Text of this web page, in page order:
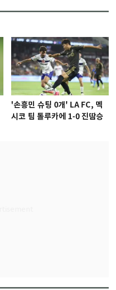
'손흥민 슈팅 0개' LA FC, 멕
시코 팀 톨루카에 1-0 진땀승